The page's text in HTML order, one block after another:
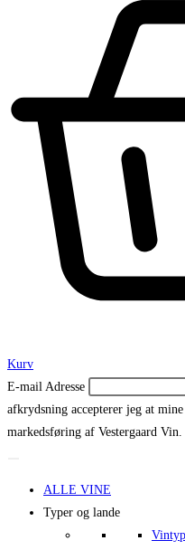
Kurv
E-mail Adresse
afkrydsning accepterer jeg at
markedsføring af Vestergaard Vin.
ALLE VINE
Typer og lande